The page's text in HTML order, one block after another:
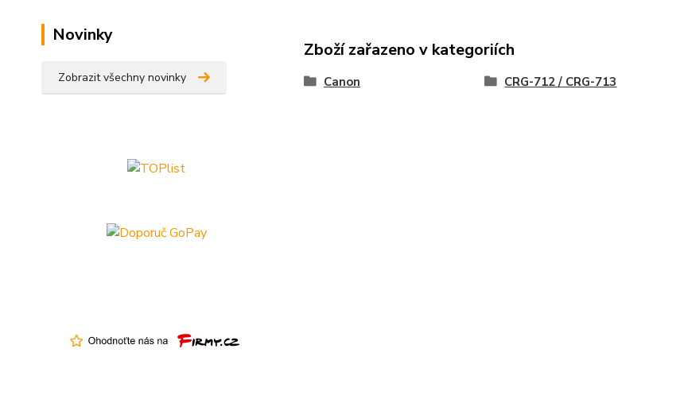
Novinky
Zobrazit všechny novinky
Zboží zařazeno v kategoriích
Canon CRG-712 / CRG-713